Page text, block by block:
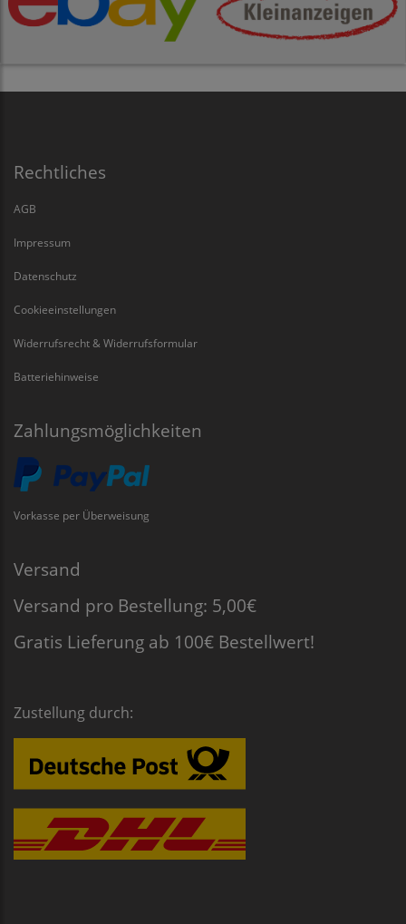
Rechtliches
AGB
Impressum
Datenschutz
Cookieeinstellungen
Widerrufsrecht & Widerrufsformular
Batteriehinweise
Zahlungsmöglichkeiten
Vorkasse per Überweisung
Versand
Versand pro Bestellung: 5,00€
Gratis Lieferung ab 100€ Bestellwert!
Zustellung durch: